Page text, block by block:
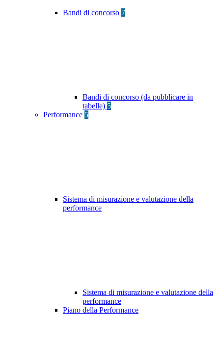
Bandi di concorso 7
Bandi di concorso (da pubblicare in
tabelle) 5
Performance 5
Sistema di misurazione e valutazione della
performance
Sistema di misurazione e valutazione della
performance
Piano della Performance